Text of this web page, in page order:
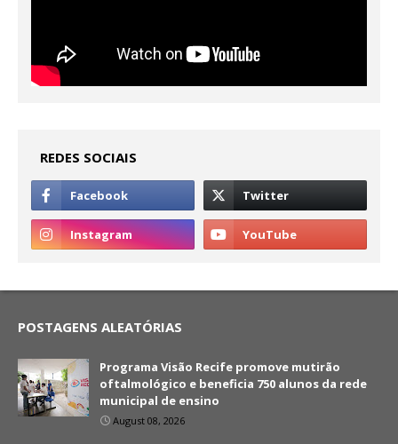
REDES SOCIAIS
POSTAGENS ALEATÓRIAS
Programa Visão Recife promove mutirão
oftalmológico e beneficia 750 alunos da rede
municipal de ensino
August 08, 2026